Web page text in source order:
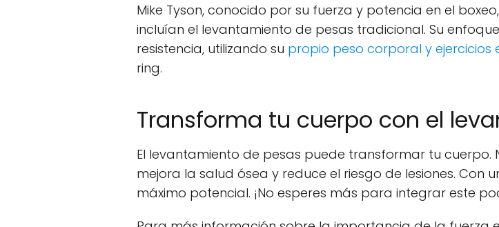
Mike Tyson, conocido por su fuerza y potencia en el
incluían el levantamiento de pesas tradicional. Su
resistencia, utilizando su propio peso corporal y ejercicios
ring.
Transforma tu cuerpo con el
El levantamiento de pesas puede transformar tu cuerpo.
mejora la salud ósea y reduce el riesgo de lesiones.
máximo potencial. ¡No esperes más para integrar este